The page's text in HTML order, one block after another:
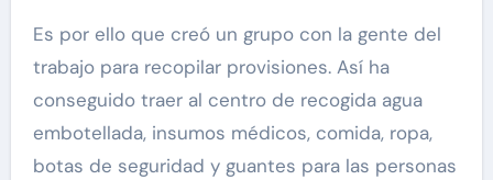
Es por ello que creó un grupo con la gente del
trabajo para recopilar provisiones. Así ha
conseguido traer al centro de recogida agua
embotellada, insumos médicos, comida, ropa,
botas de seguridad y guantes para las personas